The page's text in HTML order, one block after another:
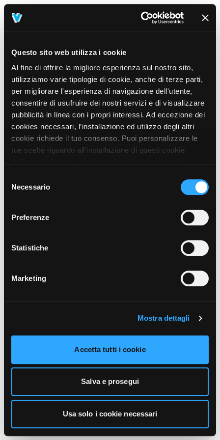
Questo sito web utilizza i cookie
Al fine di offrire la migliore esperienza sul nostro sito,
utilizziamo varie tipologie di cookie, anche di terze parti,
per migliorare l'esperienza di navigazione dell'utente,
consentire di usufruire dei nostri servizi e di visualizzare
pubblicità in linea con i propri interessi. Ad eccezione dei
cookies necessari, l’installazione ed utilizzo degli altri
cookie richiede il tuo consenso. Puoi personalizzare le
tue scelte riguardo all’installazione di questi cookie
prosegui” o decidere di accettare tutti i cookie, cliccando
sul pulsante “Accetta tutti i cookie”. Cliccando sul tasto
unicamente i cookie necessari alla navigazione. Per
funzionamento, puoi prendere visione dell’informativa
cliccando qui.
delNecessario
Preferenze
Statistiche
Marketing
Mostra dettagli
Accetta tutti i cookie
Salva e prosegui
Usa solo i cookie necessari
404